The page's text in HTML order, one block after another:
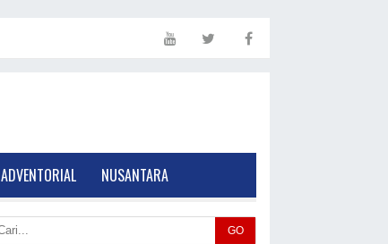
ADVENTORIAL NUSANTARA
GO